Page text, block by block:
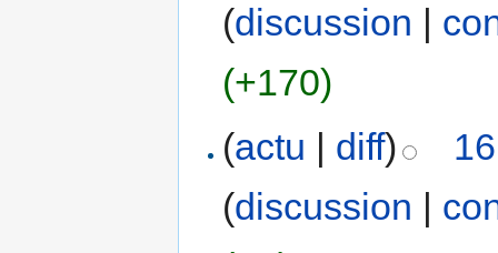
(discussion
(+170)
(actu | diff)
(discussion |